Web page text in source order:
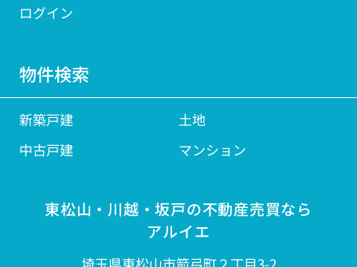
ログイン
物件検索
新築戸建
土地
中古戸建
マンション
東松山・川越・坂戸の不動産売買なら
アルイエ